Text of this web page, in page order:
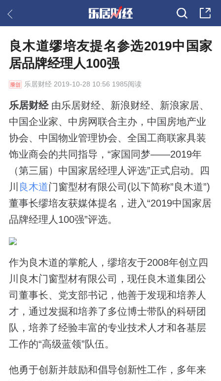
良木道缪培友提名参选2019中国家
居品牌经理人100强
乐居财经2019-10-28 10:56 1985阅读
乐居财经由乐居财经、新浪财经、新浪家居、
中国企业家、中房网联合主办，中国房地产业
协会、中国物业管理协会、全国工商联家具装
饰业商会的共同指导，“家国同梦——2019年
（第三届）中国家居经理人评选”正式启动。四
川 良木道门窗型材有限公司(以下简称”良木道”)
董事长缪培友获媒体提名，进入“2019中国家居
品牌经理人100强”评选。
作为良木道的掌舵人，缪培友于2008年创立四
川良木门窗型材有限公司，现任良木道集团公
司董事长、党支部书记，他善于发现和培养人
才，通过发掘和培养了多位博士带队的科研团
队，培养了经验丰富的专业技术人才和各基层
工作的“高级蓝领”队伍。
他勇于创新并鼓励和倡导创新性工作，多年来